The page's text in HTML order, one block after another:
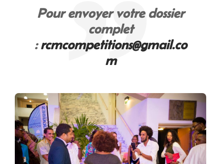
Pour envoyer votre dossier
complet
:rcmcompetitions@gmail.co
m